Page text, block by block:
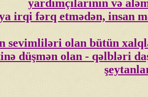
yardımçılarının və
irqi fərq etmədən, insan
sevimliləri olan bütün
düşmən olan - qəlbləri